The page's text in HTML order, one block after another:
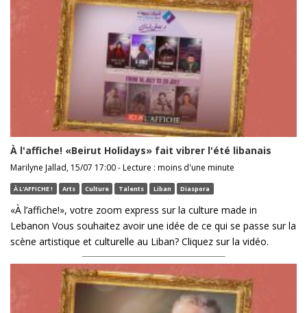
À l'affiche! «Beirut Holidays» fait vibrer l'été libanais
Marilyne Jallad, 15/07 17:00 - Lecture : moins d'une minute
À L'AFFICHE ! Arts Culture Talents Liban Diaspora
«À l’affiche!», votre zoom express sur la culture made in
Lebanon Vous souhaitez avoir une idée de ce qui se passe sur la
scène artistique et culturelle au Liban? Cliquez sur la vidéo.